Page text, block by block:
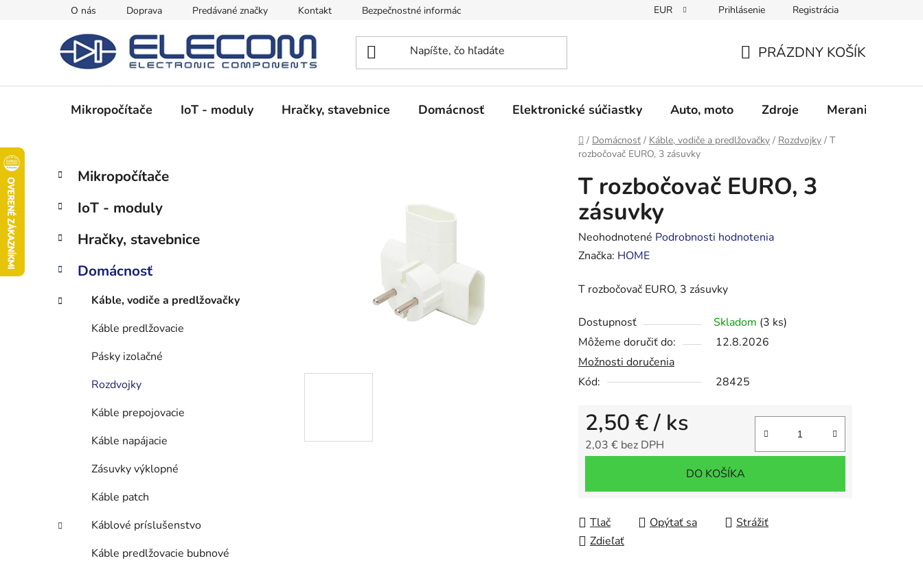
O nás Doprava Predávané značky Kontakt Bezpečnostné informácie Obchodné podmienky Podmienky ochrany osobných údajov
EUR Prihlásenie Registrácia
KOŠÍK
PRÁZDNY KOŠÍK
Mikropočítače IoT - moduly Hračky, stavebnice Domácnosť Elektronické súčiastky Auto, moto Zdroje Meranie -
Domov
/ Domácnosť / Káble, vodiče a predlžovačky / Rozdvojky / T
rozbočovač EURO, 3 zásuvky
B
č
ý
a
n
e
Preskočiť
kategórie
K
a
e
ó
i
Mikropočítače
IoT - moduly
Hračky, stavebnice
Domácnosť
Káble, vodiče a predlžovačky
Káble predlžovacie
Pásky izolačné
Rozdvojky
Káble prepojovacie
Káble napájacie
Zásuvky výklopné
Káble patch
Káblové príslušenstvo
Káble predlžovacie bubnové
T rozbočovač EURO, 3
zásuvky
Priemerné
hodnotenie
je
z
5
hviezdičiek.
Neohodnotené Podrobnosti hodnotenia
Značka: HOME
T rozbočovač EURO, 3 zásuvky
Dostupnosť Skladom (3 ks)
Môžeme doručiť do:
12.8.2026
Možnosti doručenia
Kód:
28425
2,50 €/ ks
2,03 € bez DPH
DO KOŠÍKA
Tlač Opýtať sa
Strážiť
Zdieľať